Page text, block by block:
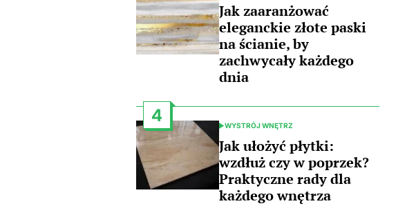
IN
Jak zaaranżować
eleganckie złote paski
na ścianie, by
zachwycały każdego
dnia
4
POSTED
IN
WYSTRÓJ WNĘTRZ
Jak ułożyć płytki:
wzdłuż czy w poprzek?
Praktyczne rady dla
każdego wnętrza